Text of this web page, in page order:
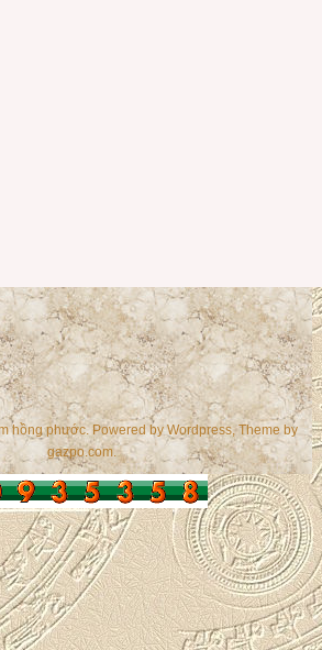
hồng phước. Powered byWordpress, Theme by
gazpo.com.